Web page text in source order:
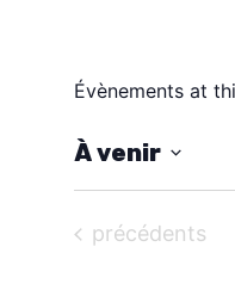
Évènements at
À venir
S
é Évènements
précédents